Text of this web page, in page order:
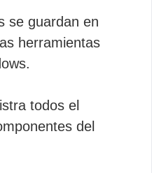
se guardan en
herramientas
todos el
del